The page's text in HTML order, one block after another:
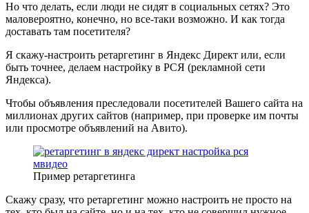
Но что делать, если люди не сидят в социальных сетях? Это
маловероятно, конечно, но все-таки возможно. И как тогда
доставать там посетителя?
Я скажу-настроить ретаргетинг в Яндекс Директ или, если
быть точнее, делаем настройку в РСЯ (рекламной сети
Яндекса).
Чтобы объявления преследовали посетителей Вашего сайта на
миллионах других сайтов (например, при проверке им почты
или просмотре объявлений на Авито).
Пример ретаргетинга
Скажу сразу, что ретаргетинг можно настроить не просто на